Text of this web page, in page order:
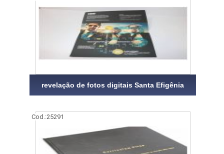
revelação de fotos digitais Santa Efigênia
Cod.:25291